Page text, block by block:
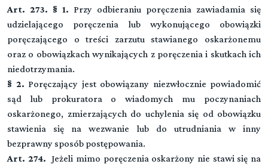
Art. 273. § 1. Przy odbieraniu poręczenia zawiadamia się
udzielającego poręczenia lub wykonującego obowiązki
poręczającego o treści zarzutu stawianego oskarżonemu
oraz o obowiązkach wynikających z poręczenia i skutkach ich
niedotrzymania.
§ 2. Poręczający jest obowiązany niezwłocznie powiadomić
sąd lub prokuratora o wiadomych mu poczynaniach
oskarżonego, zmierzających do uchylenia się od obowiązku
stawienia się na wezwanie lub do utrudniania w inny
bezprawny sposób postępowania.
Art. 274. Jeżeli mimo poręczenia oskarżony nie stawi się na